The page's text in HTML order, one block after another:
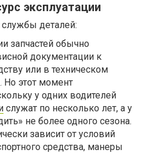
эксплуатации
деталей:
запчастей обычно
документации к
или в техническом
Но этот момент
у одних водителей
служат по несколько лет, а у
не более одного сезона.
зависит от условий
средства, манеры